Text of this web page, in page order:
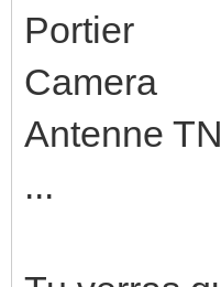
Portier
Camera
Antenne
...